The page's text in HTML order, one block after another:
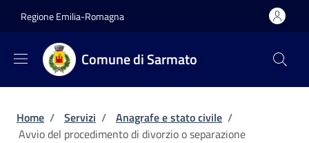
Regione Emilia-Romagna
Comune di Sarmato
Briciole di pane
Home / Servizi / Anagrafe e stato civile /
Avvio del procedimento di divorzio o separazione